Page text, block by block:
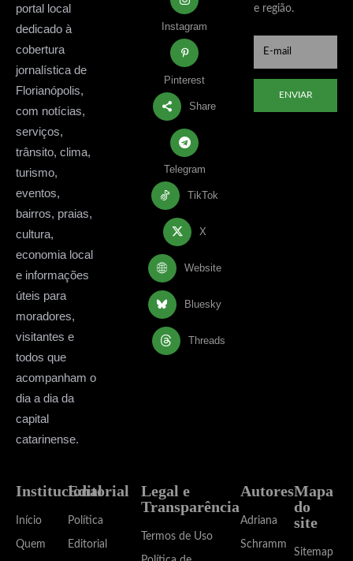
portal local
dedicado à
cobertura
jornalística de
Florianópolis,
com notícias,
serviços,
trânsito, clima,
turismo,
eventos,
bairros, praias,
cultura,
economia local
e informações
úteis para
moradores,
visitantes e
todos que
acompanham o
dia a dia da
capital
catarinense.
Instagram
Pinterest
Share
Telegram
TikTok
X
Website
Bluesky
Threads
e região.
ENVIAR
Institucional
Início
Quem
Editorial
Política
Editorial
Legal e
Transparência
Termos de Uso
Autores
Adriana
Schramm
Mapa
do
site
Sitemap